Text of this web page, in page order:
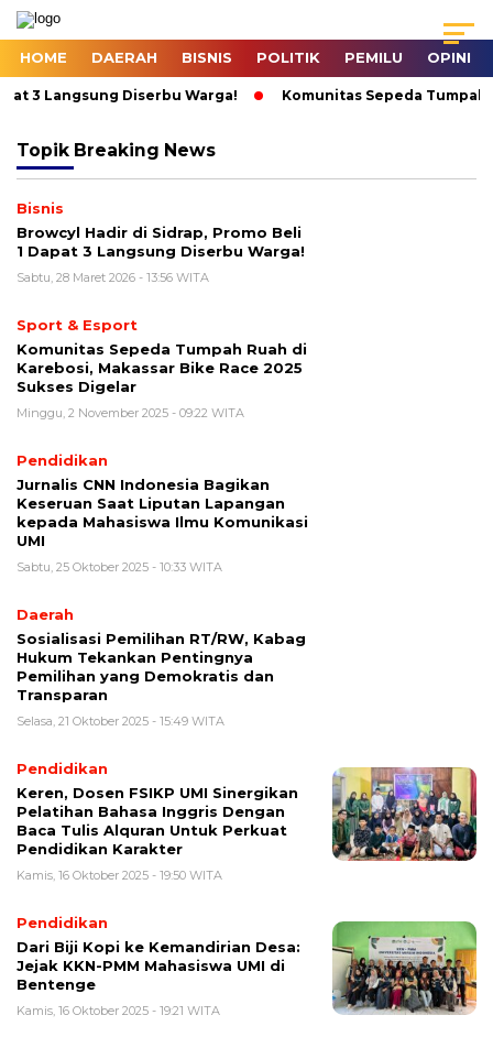
HOME DAERAH BISNIS POLITIK PEMILU OPINI
3 Langsung Diserbu Warga! Komunitas Sepeda Tumpah
Topik Breaking News
Bisnis
Browcyl Hadir di Sidrap, Promo Beli
1 Dapat 3 Langsung Diserbu Warga!
Sabtu, 28 Maret 2026 - 13:56 WITA
Sport & Esport
Komunitas Sepeda Tumpah Ruah di
Karebosi, Makassar Bike Race 2025
Sukses Digelar
Minggu, 2 November 2025 - 09:22 WITA
Pendidikan
Jurnalis CNN Indonesia Bagikan
Keseruan Saat Liputan Lapangan
kepada Mahasiswa Ilmu Komunikasi
UMI
Sabtu, 25 Oktober 2025 - 10:33 WITA
Daerah
Sosialisasi Pemilihan RT/RW, Kabag
Hukum Tekankan Pentingnya
Pemilihan yang Demokratis dan
Transparan
Selasa, 21 Oktober 2025 - 15:49 WITA
Pendidikan
Keren, Dosen FSIKP UMI Sinergikan
Pelatihan Bahasa Inggris Dengan
Baca Tulis Alquran Untuk Perkuat
Pendidikan Karakter
Kamis, 16 Oktober 2025 - 19:50 WITA
Pendidikan
Dari Biji Kopi ke Kemandirian Desa:
Jejak KKN-PMM Mahasiswa UMI di
Bentenge
Kamis, 16 Oktober 2025 - 19:21 WITA